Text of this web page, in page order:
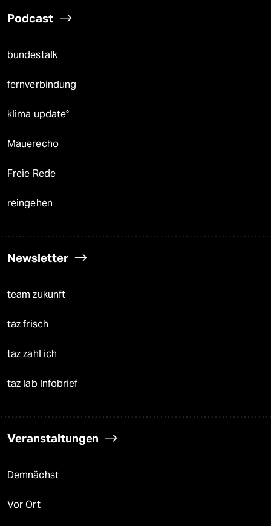
Podcast
bundestalk
fernverbindung
klima update°
Mauerecho
Freie Rede
reingehen
Newsletter
team zukunft
taz frisch
taz zahl ich
taz lab Infobrief
Veranstaltungen
Demnächst
Vor Ort